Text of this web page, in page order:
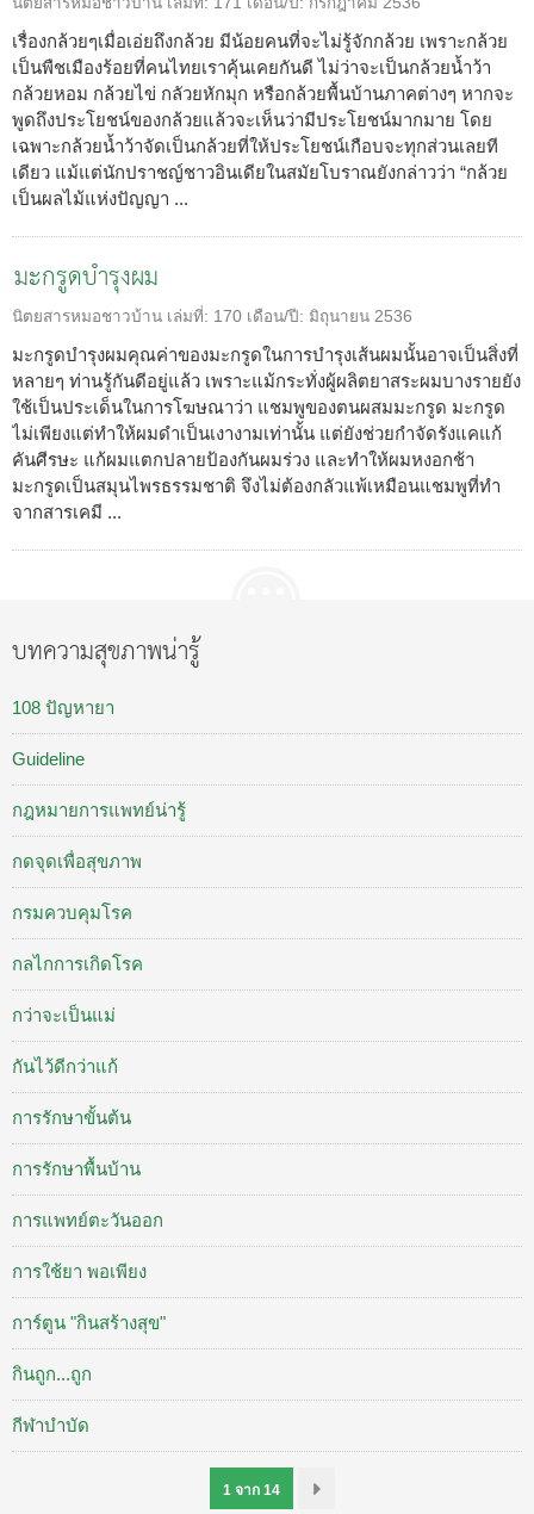
เรื่องกล้วยๆเมื่อเอ่ยถึงกล้วย มีน้อยคนที่จะไม่รู้จักกล้วย เพราะกล้วย
เป็นพืชเมืองร้อยที่คนไทยเราคุ้นเคยกันดี ไม่ว่าจะเป็นกล้วยน้ำว้า
กล้วยหอม กล้วยไข่ กลัวยหักมุก หรือกล้วยพื้นบ้านภาคต่างๆ หากจะ
พูดถึงประโยชน์ของกล้วยแล้วจะเห็นว่ามีประโยชน์มากมาย โดย
เฉพาะกล้วยน้ำว้าจัดเป็นกล้วยที่ให้ประโยชน์เกือบจะทุกส่วนเลยที
เดียว แม้แต่นักปราชญ์ชาวอินเดียในสมัยโบราณยังกล่าวว่า “กล้วย
เป็นผลไม้แห่งปัญญา ...
มะกรูดบำรุงผม
นิตยสารหมอชาวบ้าน เล่มที่: 170 เดือน/ปี: มิถุนายน 2536
มะกรูดบำรุงผมคุณค่าของมะกรูดในการบำรุงเส้นผมนั้นอาจเป็นสิ่งที่
หลายๆ ท่านรู้กันดีอยู่แล้ว เพราะแม้กระทั่งผู้ผลิตยาสระผมบางรายยัง
ใช้เป็นประเด็นในการโฆษณาว่า แชมพูของตนผสมมะกรูด มะกรูด
ไม่เพียงแต่ทำให้ผมดำเป็นเงางามเท่านั้น แต่ยังช่วยกำจัดรังแคแก้
คันศีรษะ แก้ผมแตกปลายป้องกันผมร่วง และทำให้ผมหงอกช้า
มะกรูดเป็นสมุนไพรธรรมชาติ จึงไม่ต้องกลัวแพ้เหมือนแชมพูที่ทำ
จากสารเคมี ...
บทความสุขภาพน่ารู้
108 ปัญหายา
Guideline
กฎหมายการแพทย์น่ารู้
กดจุดเพื่อสุขภาพ
กรมควบคุมโรค
กลไกการเกิดโรค
กว่าจะเป็นแม่
กันไว้ดีกว่าแก้
การรักษาขั้นต้น
การรักษาพื้นบ้าน
การแพทย์ตะวันออก
การใช้ยา พอเพียง
การ์ตูน "กินสร้างสุข"
กินถูก...ถูก
กีฬาบำบัด
1 จาก 14